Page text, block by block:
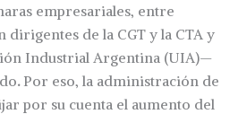
empresariales, entre
dirigentes de la CGT y la CTA y
Industrial Argentina (UIA)—
.Por eso, la administración de
por su cuenta el aumento del